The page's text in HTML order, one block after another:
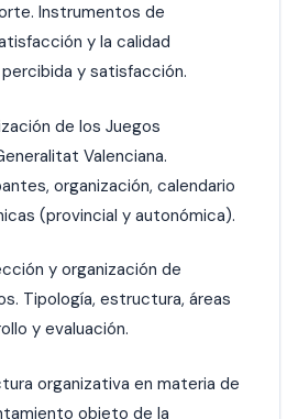
Instrumentos de
y la calidad
y satisfacción.
de los Juegos
Valenciana.
organización, calendario
(provincial y autonómica).
y organización de
Tipología, estructura, áreas
y evaluación.
organizativa en materia de
objeto de la